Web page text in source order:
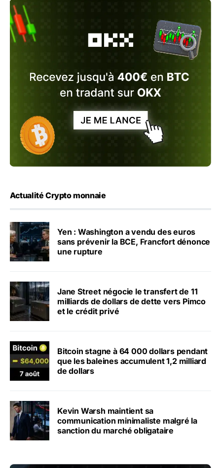
Actualité Crypto monnaie
Yen : Washington a vendu des euros
sans prévenir la BCE, Francfort dénonce
une rupture
Jane Street négocie le transfert de 11
milliards de dollars de dette vers Pimco
et le crédit privé
Bitcoin stagne à 64 000 dollars pendant
que les baleines accumulent 1,2 milliard
de dollars
Kevin Warsh maintient sa
communication minimaliste malgré la
sanction du marché obligataire